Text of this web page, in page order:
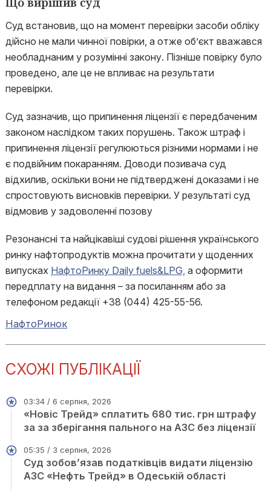
Суд встановив, що на момент перевірки засоби обліку
дійсно не мали чинної повірки, а отже об’єкт вважався
необладнаним у розумінні закону. Пізніше повірку було
проведено, але це не впливає на результати
перевірки.
Суд зазначив, що припинення ліцензії є передбаченим
законом наслідком таких порушень. Також штраф і
припинення ліцензії регулюються різними нормами і не
є подвійним покаранням. Доводи позивача суд
відхилив, оскільки вони не підтверджені доказами і не
спростовують висновків перевірки. У результаті суд
відмовив у задоволенні позову
Резонансні та найцікавіші судові рішення українського
ринку нафтопродуктів можна прочитати у щоденних
випусках НафтоРинку Daily fuels&LPG, а оформити
передплату на видання – за посиланням або за
телефоном редакції +38 (044) 425-55-56.
НафтоРинок
СХОЖІ ПУБЛІКАЦІЇ
03:34 / 6 серпня, 2026
«Новіс Трейд» сплатить 680 тис. грн штрафу
за за зберігання пального на АЗС без ліцензії
05:35 / 3 серпня, 2026
Суд зобов’язав податківців видати ліцензію
АЗС «Нефть Трейд» в Одеській області